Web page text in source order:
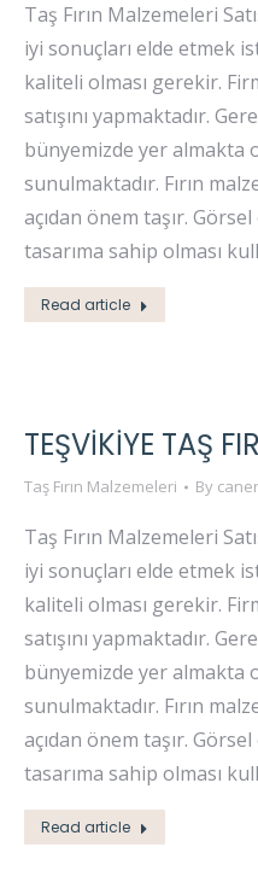
Taş Fırın Malzemeleri
iyi sonuçları elde etmek
kaliteli olması gerekir.
satışını yapmaktadır.
bünyemizde yer almakta
sunulmaktadır. Fırın
açıdan önem taşır.
tasarıma sahip olması
Read article
TEŞVIKIYE TAŞ
Taş Fırın Malzemeleri By
Taş Fırın Malzemeleri
iyi sonuçları elde etmek
kaliteli olması gerekir.
satışını yapmaktadır.
bünyemizde yer almakta
sunulmaktadır. Fırın
açıdan önem taşır.
tasarıma sahip olması
Read article